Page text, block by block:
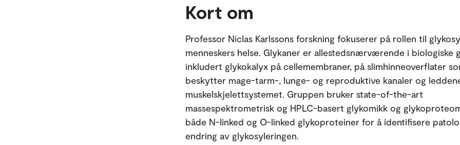
Kort om
Professor Niclas Karlssons forskning fokuserer på rollen til
menneskers helse. Glykaner er allestedsnærværende i biologiske
inkludert glykokalyx på cellemembraner, på slimhinneoverflater
beskytter mage-tarm-, lunge- og reproduktive kanaler og
muskelskjelettsystemet. Gruppen bruker state-of-the-art
massespektrometrisk og HPLC-basert glykomikk og
både N-linked og O-linked glykoproteiner for å identifisere
endring av glykosyleringen.